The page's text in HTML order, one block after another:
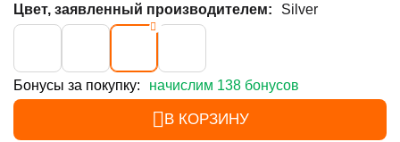
Цвет, заявленный производителем: Silver
Бонусы за покупку: начислим 138 бонусов
В КОРЗИНУ